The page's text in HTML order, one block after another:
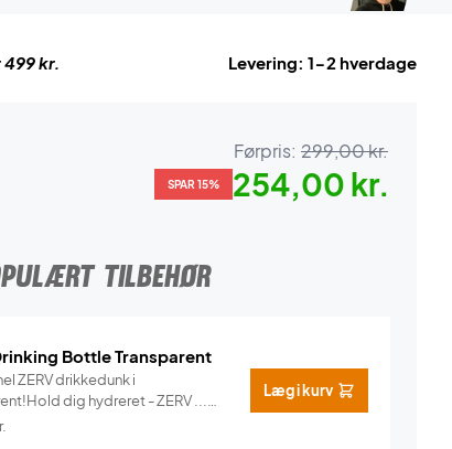
kr. Levering: 1-2 hverdage
Førpris: 299,00 kr.
SPAR 15% 254,00 kr.
TILBEHØR
Bottle Transparent
ZERV drikkedunk i
dig hydreret - ZERV ...
Læg i kurv